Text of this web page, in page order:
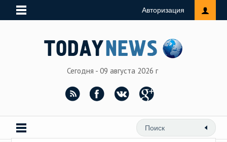
Авторизация
Сегодня - 09 августа 2026 г